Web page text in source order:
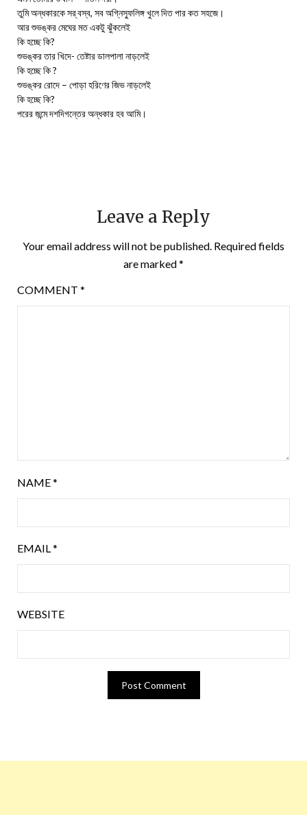
তুমি অন্ধকারকে সর্ বস্ব, সব অগি্নস্ফুলিঙ্গ খুলে দিত পার কত সহজে।
আর শুভঙ্কর মেঘের মত একটু ঝুঁকলেই
কি হচ্ছে কি?
শুভঙ্কর তার খিদে- তেষ্টার ডালপালা নাড়লেই
কি হচ্ছে কি ?
শুভঙ্কর রোদে – পোড়া হরিণের জিভ নাড়লেই
কি হচ্ছে কি?
পরের জন্মে দশদিগন্তের অন্ধকার হব আমি।
Leave a Reply
Your email address will not be published. Required fields
are marked*
COMMENT *
NAME*
EMAIL*
WEBSITE